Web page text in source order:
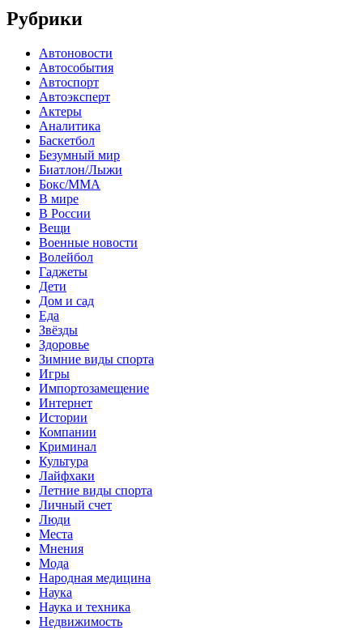
Рубрики
Автоновости
Автособытия
Автоспорт
Автоэксперт
Актеры
Аналитика
Баскетбол
Безумный мир
Биатлон/Лыжи
Бокс/MMA
В мире
В России
Вещи
Военные новости
Волейбол
Гаджеты
Дети
Дом и сад
Еда
Звёзды
Здоровье
Зимние виды спорта
Игры
Импортозамещение
Интернет
Истории
Компании
Криминал
Культура
Лайфхаки
Летние виды спорта
Личный счет
Люди
Места
Мнения
Мода
Народная медицина
Наука
Наука и техника
Недвижимость